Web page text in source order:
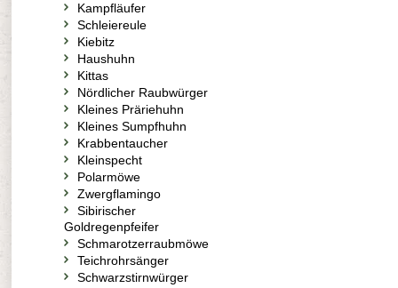
Kampfläufer
Schleiereule
Kiebitz
Haushuhn
Kittas
Nördlicher Raubwürger
Kleines Präriehuhn
Kleines Sumpfhuhn
Krabbentaucher
Kleinspecht
Polarmöwe
Zwergflamingo
Sibirischer
Goldregenpfeifer
Schmarotzerraubmöwe
Teichrohrsänger
Schwarzstirnwürger